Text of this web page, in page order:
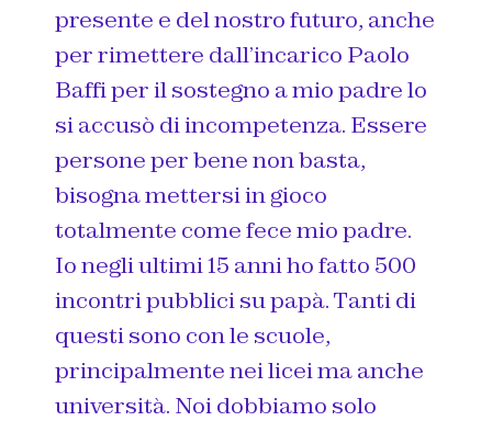
presente e del nostro futuro, anche
per rimettere dall’incarico Paolo
Baffi per il sostegno a mio padre lo
si accusò di incompetenza. Essere
persone per bene non basta,
bisogna mettersi in gioco
totalmente come fece mio padre.
Io negli ultimi 15 anni ho fatto 500
incontri pubblici su papà. Tanti di
questi sono con le scuole,
principalmente nei licei ma anche
università. Noi dobbiamo solo